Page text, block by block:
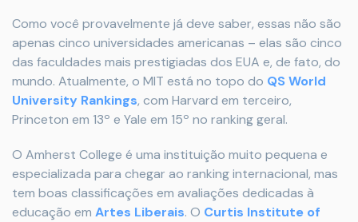
Como você provavelmente já deve saber, essas não são
apenas cinco universidades americanas – elas são cinco
das faculdades mais prestigiadas dos EUA e, de fato, do
mundo. Atualmente, o MIT está no topo do QS World
University Rankings, com Harvard em terceiro,
Princeton em 13º e Yale em 15º no ranking geral.
O Amherst College é uma instituição muito pequena e
especializada para chegar ao ranking internacional, mas
tem boas classificações em avaliações dedicadas à
educação em Artes Liberais. O Curtis Institute of